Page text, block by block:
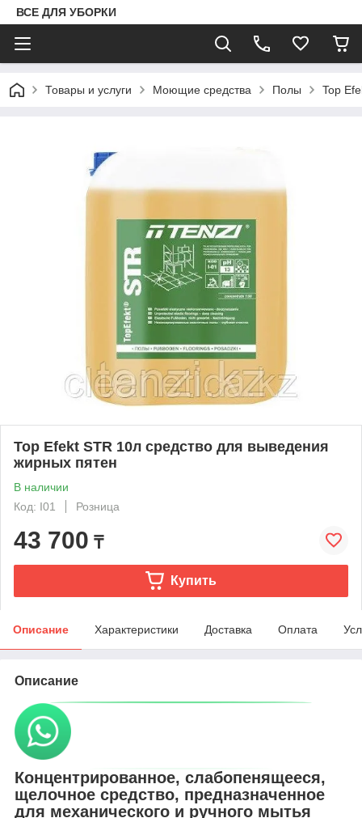
ВСЕ ДЛЯ УБОРКИ
Товары и услуги Моющие средства Полы Top
Top Efekt STR 10л средство для выведения
жирных пятен
В наличии
Код: I01
Розница
43 700 ₸
Купить
Описание Характеристики Доставка Оплата
Описание
Концентрированное, слабопенящееся,
щелочное средство, предназначенное
для механического и ручного мытья